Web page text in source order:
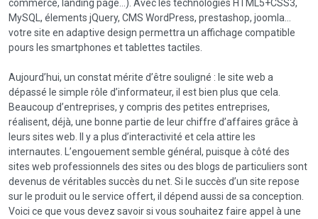
commerce, landing page…). Avec les technologies HTML5+CSS3,
MySQL, élements jQuery, CMS WordPress, prestashop, joomla…
votre site en adaptive design permettra un affichage compatible
pours les smartphones et tablettes tactiles.
Aujourd’hui, un constat mérite d’être souligné : le site web a
dépassé le simple rôle d’informateur, il est bien plus que cela.
Beaucoup d’entreprises, y compris des petites entreprises,
réalisent, déjà, une bonne partie de leur chiffre d’affaires grâce à
leurs sites web. Il y a plus d’interactivité et cela attire les
internautes. L’engouement semble général, puisque à côté des
sites web professionnels des sites ou des blogs de particuliers sont
devenus de véritables succès du net. Si le succès d’un site repose
sur le produit ou le service offert, il dépend aussi de sa conception.
Voici ce que vous devez savoir si vous souhaitez faire appel à une